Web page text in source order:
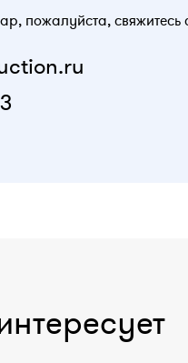
пожалуйста, свяжитесь